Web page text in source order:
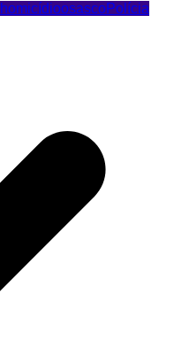
homicídioosasco Polícia